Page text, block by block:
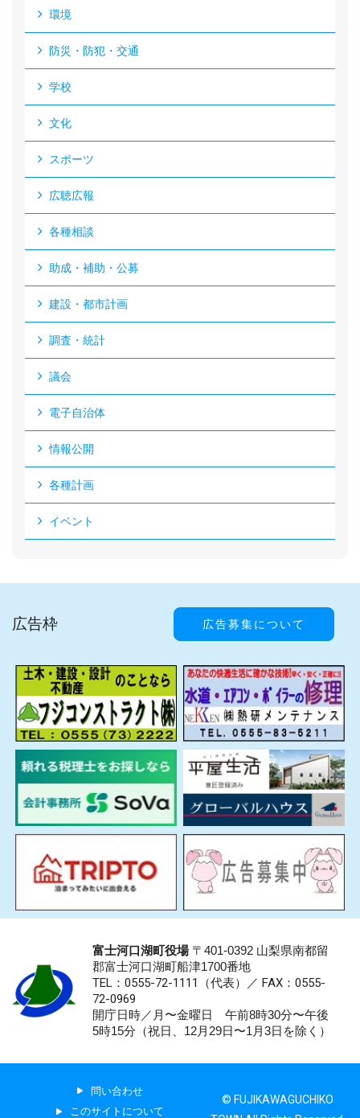
環境
防災・防犯・交通
学校
文化
スポーツ
広聴広報
各種相談
助成・補助・公募
建設・都市計画
調査・統計
議会
電子自治体
情報公開
各種計画
イベント
広告枠 広告募集について
富士河口湖町役場〒401-0392 山梨県南都留
郡富士河口湖町船津1700番地
TEL：0555-72-1111 （代表）／ FAX：0555-
72-0969
開庁日時／月〜金曜日 午前8時30分〜午後
5時15分（祝日、12月29日〜1月3日を除く）
問い合わせ
このサイトについて
© FUJIKAWAGUCHIKO